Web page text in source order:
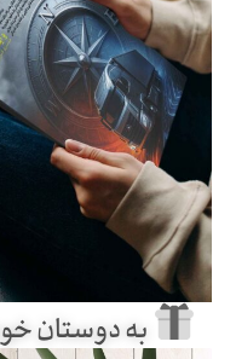
به دوستان